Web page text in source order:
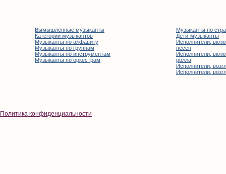
Вымышленные музыканты
Категории музыкантов
Музыканты по алфавиту
Музыканты по группам
Музыканты по инструментам
Музыканты по оркестрам
Музыканты по
Дети-музыканты
Исполнители,
песен
Исполнители,
ролла
Исполнители,
Исполнители,
Политика конфиденциальности